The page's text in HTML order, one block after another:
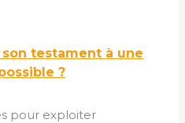
testament à une
?
pour exploiter